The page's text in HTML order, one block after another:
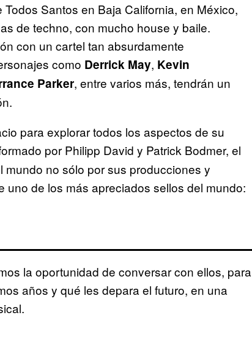
Santos en Baja California, en México,
de techno, con mucho house y baile.
con un cartel tan absurdamente
como Derrick May, Kevin
Parker, entre varios más, tendrán un
para explorar todos los aspectos de su
por Philipp David y Patrick Bodmer, el
no sólo por sus producciones y
uno de los más apreciados sellos del mundo:
la oportunidad de conversar con ellos, para
años y qué les depara el futuro, en una